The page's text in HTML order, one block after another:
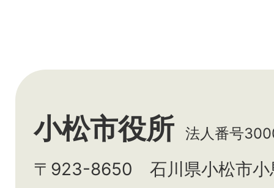
小松市役所 法人番号
〒923-8650 石川県小松市小